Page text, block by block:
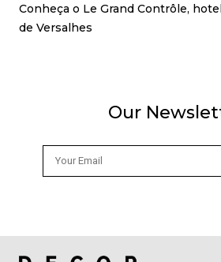
Conheça o Le Grand Contrôle,
de Versalhes
Our